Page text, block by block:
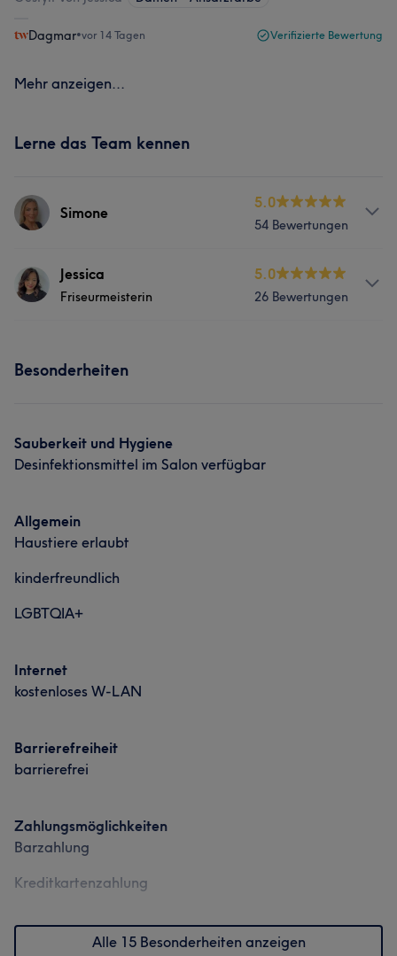
Dagmar•vor 14 Tagen Verifizierte Bewertung
Mehr anzeigen...
Lerne das Team kennen
Simone
5.0
54 Bewertungen
Services
Portfolio
Jessica
Friseurmeisterin
5.0
26 Bewertungen
Besonderheiten
Sauberkeit und Hygiene
Desinfektionsmittel im Salon verfügbar
Allgemein
Haustiere erlaubt
kinderfreundlich
LGBTQIA+
Internet
kostenloses W-LAN
Barrierefreiheit
barrierefrei
Zahlungsmöglichkeiten
Barzahlung
Kreditkartenzahlung
Alle 15 Besonderheiten anzeigen